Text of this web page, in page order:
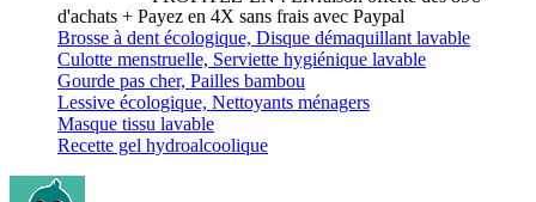
d'achats + Payez en 4X sans frais avec Paypal
Brosse à dent écologique, Disque démaquillant lavable
Culotte menstruelle, Serviette hygiénique lavable
Gourde pas cher, Pailles bambou
Lessive écologique, Nettoyants ménagers
Masque tissu lavable
Recette gel hydroalcoolique